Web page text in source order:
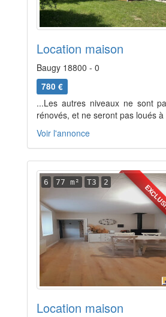
Location maison
Baugy 18800 - 0
780 €
...Les autres niveaux ne sont
rénovés, et ne seront pas loués à
Voir l'annonce
6 77 m² T3 2
Location maison